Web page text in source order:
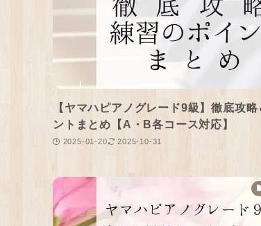
【ヤマハピアノグレード9級】徹底攻略
ントまとめ【A・B各コース対応】
2025-01-20 2025-10-31